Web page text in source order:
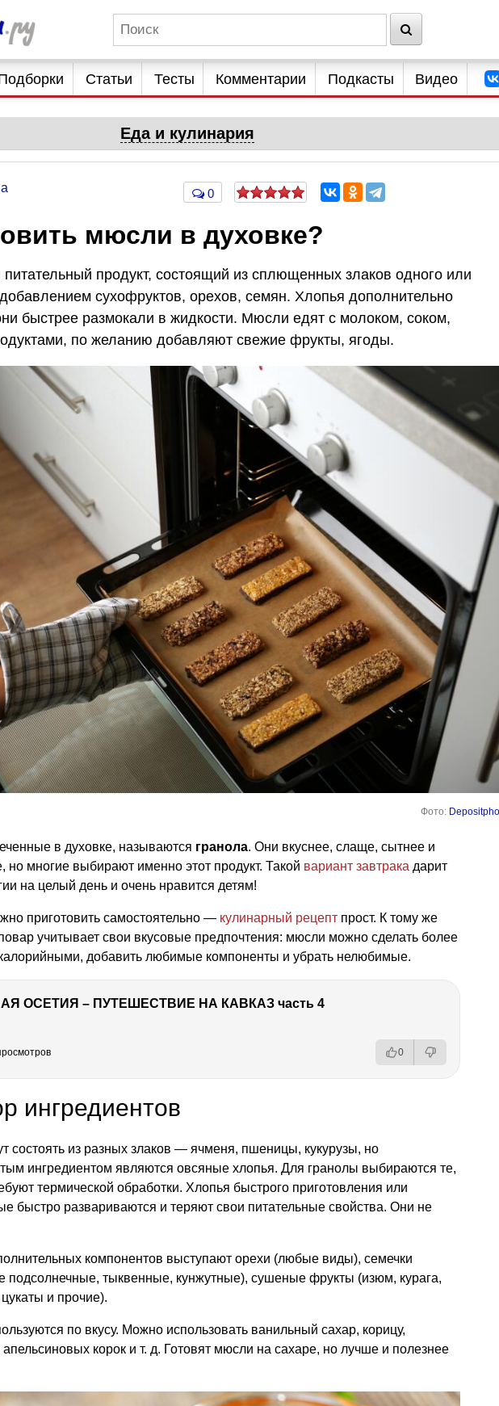
Статьи Тесты Комментарии Подкасты Видео
Еда и кулинария
0
мюсли в духовке?
продукт, состоящий из сплющенных злаков одного или
сухофруктов, орехов, семян. Хлопья дополнительно
быстрее размокали в жидкости. Мюсли едят с молоком, соком,
по желанию добавляют свежие фрукты, ягоды.
Фото:
в духовке, называются гранола. Они вкуснее, слаще, сытнее и
но многие выбирают именно этот продукт. Такой вариант завтрака дарит
на целый день и очень нравится детям!
приготовить самостоятельно — кулинарный рецепт прост. К тому же
учитывает свои вкусовые предпочтения: мюсли можно сделать более
добавить любимые компоненты и убрать нелюбимые.
ОСЕТИЯ – ПУТЕШЕСТВИЕ НА КАВКАЗ часть 4
0
ингредиентов
состоять из разных злаков — ячменя, пшеницы, кукурузы, но
ингредиентом являются овсяные хлопья. Для гранолы выбираются те,
термической обработки. Хлопья быстрого приготовления или
быстро развариваются и теряют свои питательные свойства. Они не
компонентов выступают орехи (любые виды), семечки
подсолнечные, тыквенные, кунжутные), сушеные фрукты (изюм, курага,
и прочие).
по вкусу. Можно использовать ванильный сахар, корицу,
корок и т. д. Готовят мюсли на сахаре, но лучше и полезнее